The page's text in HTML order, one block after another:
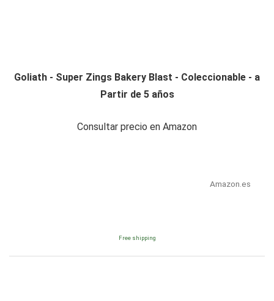
Goliath - Super Zings Bakery Blast - Coleccionable - a
Partir de 5 años
Consultar precio en Amazon
Amazon.es
Free shipping